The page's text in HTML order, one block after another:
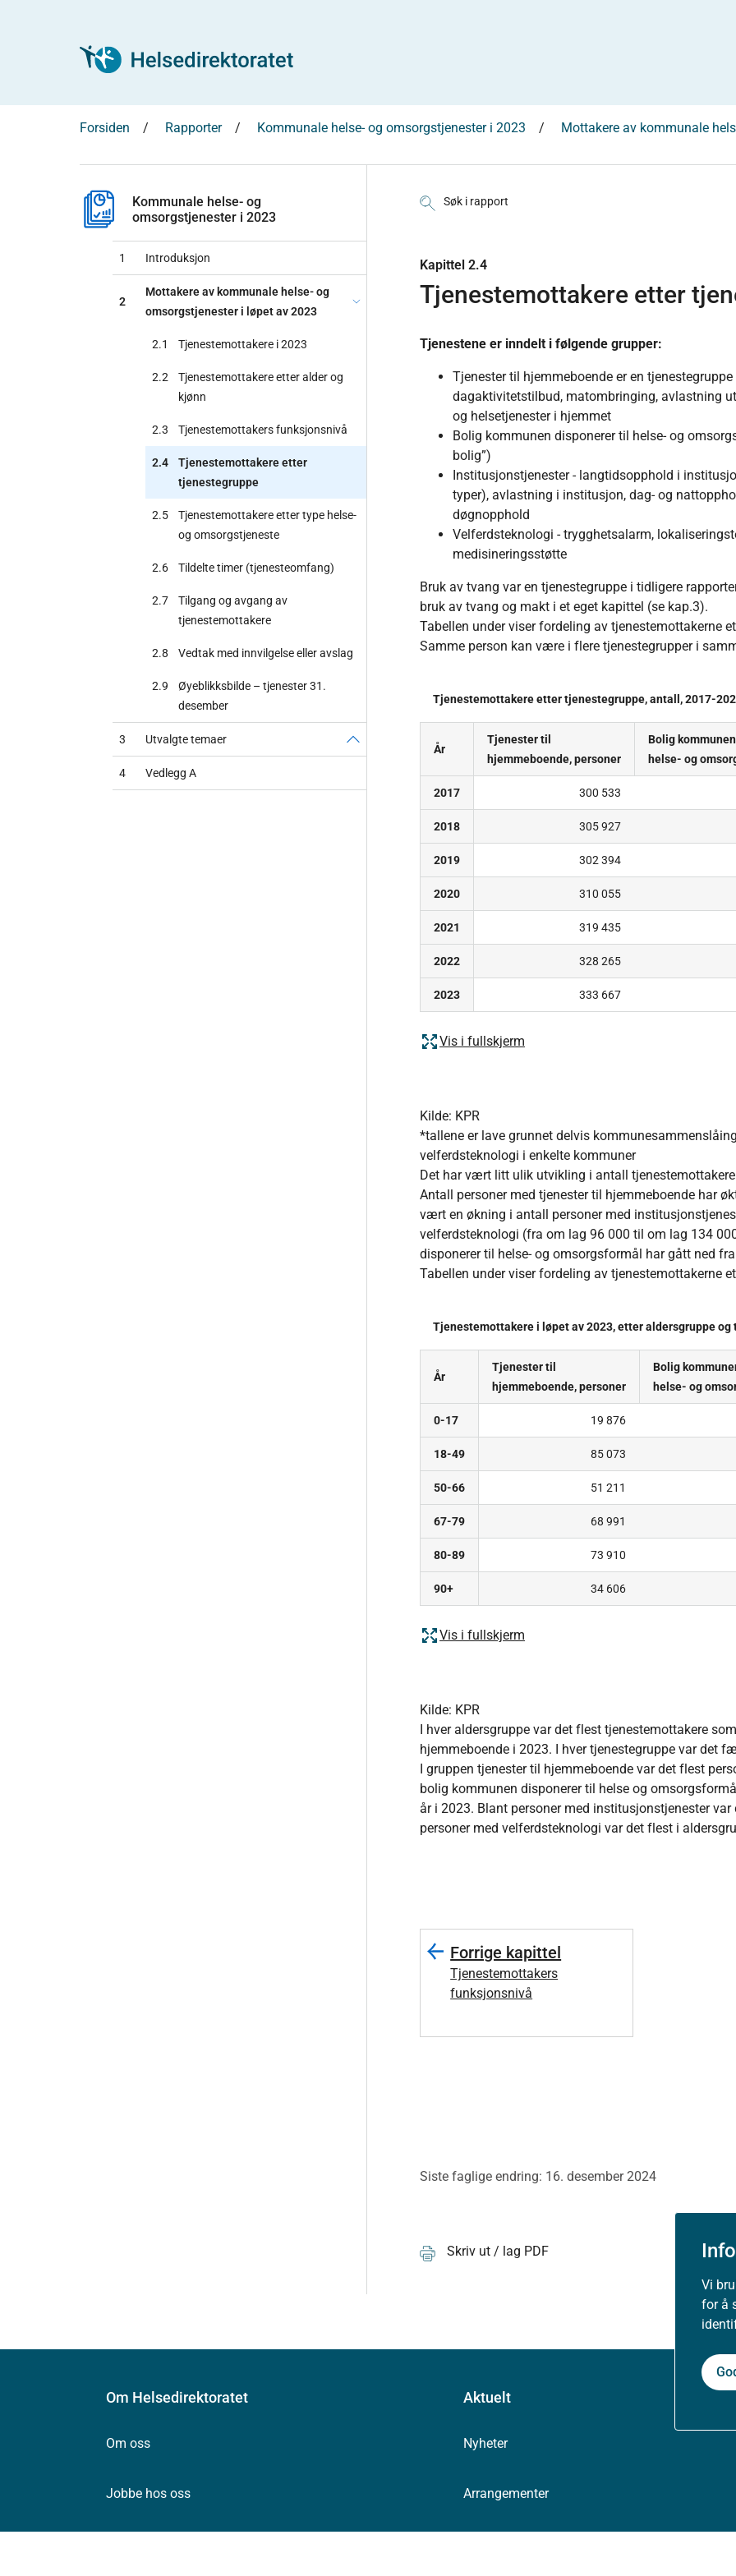
Vi
for å
Forsiden Rapporter Kommunale helse- og omsorgstjenester i 2023 Mottakere av kommunale
Kommunale helse- og
omsorgstjenester i 2023
1 Introduksjon
2
Mottakere av kommunale helse- og
omsorgstjenester i løpet av 2023
2.1 Tjenestemottakere i 2023
2.2
Tjenestemottakere etter alder og
kjønn
2.3 Tjenestemottakers funksjonsnivå
2.4
Tjenestemottakere etter
tjenestegruppe
2.5
Tjenestemottakere etter type helse-
og omsorgstjeneste
2.6 Tildelte timer (tjenesteomfang)
2.7
Tilgang og avgang av
tjenestemottakere
2.8 Vedtak med innvilgelse eller avslag
2.9
Øyeblikksbilde – tjenester 31.
desember
3 Utvalgte temaer
4 Vedlegg A
Søk i rapport
Kapittel 2.4
Tjenestemottakere etter
Tjenestene er inndelt i følgende grupper:
Tjenester til hjemmeboende er en
dagaktivitetstilbud, matombringing, avlastning
og helsetjenester i hjemmet
Bolig kommunen disponerer til helse- og
bolig”)
Institusjonstjenester - langtidsopphold i
typer), avlastning i institusjon, dag- og
døgnopphold
Velferdsteknologi - trygghetsalarm,
medisineringsstøtte
Bruk av tvang var en tjenestegruppe i tidligere
bruk av tvang og makt i et eget kapittel (se kap.3).
Tabellen under viser fordeling av tjenestemottakerne
Samme person kan være i flere tjenestegrupper i
Tjenestemottakere etter tjenestegruppe, antall, 2017-
År
Tjenester til
hjemmeboende, personer
Bolig
helse- og
2017 300 533
2018 305 927
2019 302 394
2020 310 055
2021 319 435
2022 328 265
2023 333 667
Vis i fullskjerm
Kilde: KPR
*tallene er lave grunnet delvis
velferdsteknologi i enkelte kommuner
Det har vært litt ulik utvikling i antall
Antall personer med tjenester til hjemmeboende har
vært en økning i antall personer med
velferdsteknologi (fra om lag 96 000 til om lag 134
disponerer til helse- og omsorgsformål har gått ned
Tabellen under viser fordeling av tjenestemottakerne
Tjenestemottakere i løpet av 2023, etter aldersgruppe
År
Tjenester til
hjemmeboende, personer
Bolig
helse- og
0-17 19 876
18-49 85 073
50-66 51 211
67-79 68 991
80-89 73 910
90+ 34 606
Vis i fullskjerm
Kilde: KPR
I hver aldersgruppe var det flest tjenestemottakere
hjemmeboende i 2023. I hver tjenestegruppe var det
I gruppen tjenester til hjemmeboende var det flest
bolig kommunen disponerer til helse og
år i 2023. Blant personer med institusjonstjenester
personer med velferdsteknologi var det flest i
Forrige kapittel
Tjenestemottakers
funksjonsnivå
Siste faglige endring: 16. desember 2024
Skriv ut / lag PDF
Om Helsedirektoratet
Om oss
Jobbe hos oss
Aktuelt
Nyheter
Arrangementer